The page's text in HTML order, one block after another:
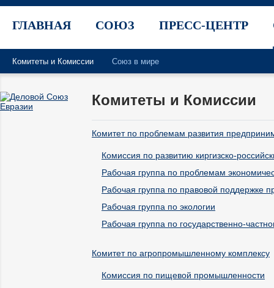
ГЛАВНАЯ СОЮЗ ПРЕСС-ЦЕНТР
Комитеты и Комиссии Союз в мире
Комитеты и Комиссии
Комитет по проблемам развития
Комиссия по развитию киргизско-
Рабочая группа по проблемам
Рабочая группа по правовой поддержке
Рабочая группа по экологии
Рабочая группа по государственно-
Комитет по агропромышленному комплексу
Комиссия по пищевой промышленности